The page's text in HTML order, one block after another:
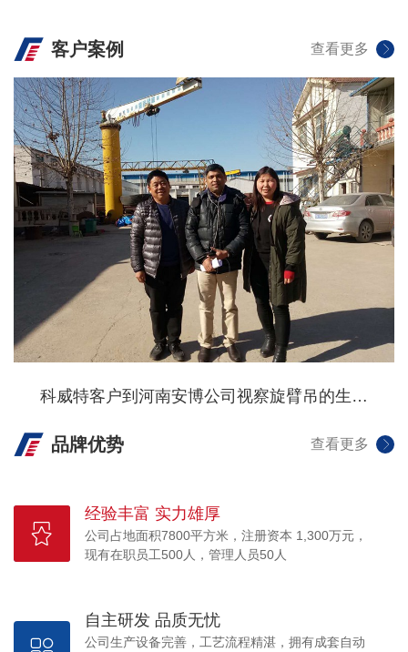
客户案例 查看更多
科威特客户到河南安博公司视察旋臂吊的生产
品牌优势 查看更多
经验丰富 实力雄厚
公司占地面积7800平方米，注册资本 1,300万元，
现有在职员工500人，管理人员50人
自主研发 品质无忧
公司生产设备完善，工艺流程精湛，拥有成套自动